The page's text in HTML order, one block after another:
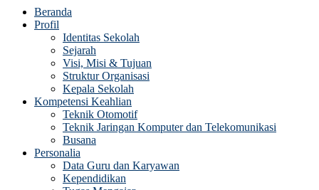
Beranda
Profil
Identitas Sekolah
Sejarah
Visi, Misi & Tujuan
Struktur Organisasi
Kepala Sekolah
Kompetensi Keahlian
Teknik Otomotif
Teknik Jaringan Komputer dan Telekomunikasi
Busana
Personalia
Data Guru dan Karyawan
Kependidikan